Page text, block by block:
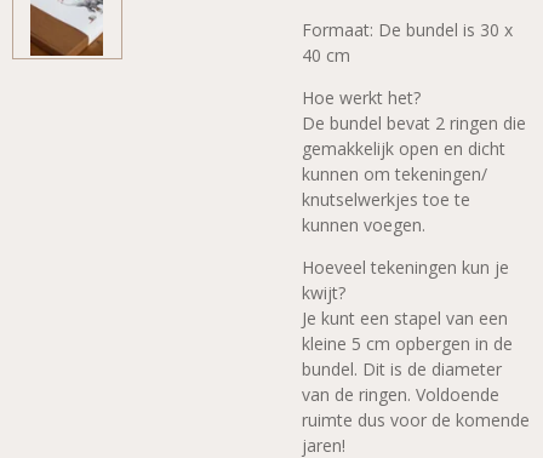
Formaat: De bundel is 30 x
40 cm
Hoe werkt het?
De bundel bevat 2 ringen die
gemakkelijk open en dicht
kunnen om tekeningen/
knutselwerkjes toe te
kunnen voegen.
Hoeveel tekeningen kun je
kwijt?
Je kunt een stapel van een
kleine 5 cm opbergen in de
bundel. Dit is de diameter
van de ringen. Voldoende
ruimte dus voor de komende
jaren!